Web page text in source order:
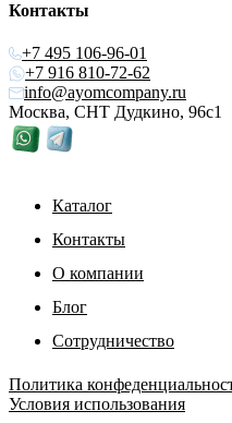
Контакты
+7 495 106-96-01
+7 916 810-72-62
info@ayomcompany.ru
Москва, СНТ Дудкино, 96с1
Каталог
Контакты
О компании
Блог
Сотрудничество
Политика
Условия использования